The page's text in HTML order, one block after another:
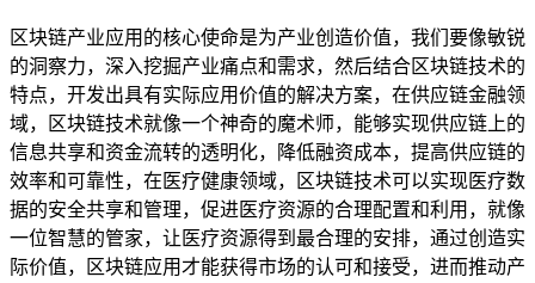
区块链产业应用的核心使命是为产业创造价值，我们要像敏锐
的洞察力，深入挖掘产业痛点和需求，然后结合区块链技术的
特点，开发出具有实际应用价值的解决方案，在供应链金融领
域，区块链技术就像一个神奇的魔术师，能够实现供应链上的
信息共享和资金流转的透明化，降低融资成本，提高供应链的
效率和可靠性，在医疗健康领域，区块链技术可以实现医疗数
据的安全共享和管理，促进医疗资源的合理配置和利用，就像
一位智慧的管家，让医疗资源得到最合理的安排，通过创造实
际价值，区块链应用才能获得市场的认可和接受，进而推动产